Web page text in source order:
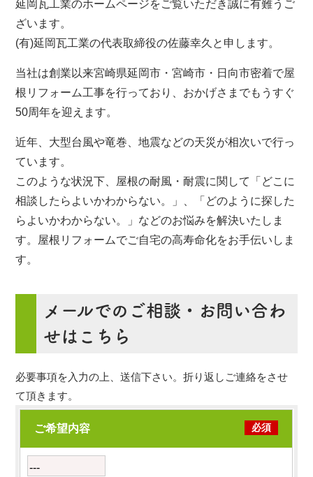
延岡瓦工業のホームページをご覧いただき誠に有難うご
ざいます。
(有)延岡瓦工業の代表取締役の佐藤幸久と申します。
当社は創業以来宮崎県延岡市・宮崎市・日向市密着で屋
根リフォーム工事を行っており、おかげさまでもうすぐ
50周年を迎えます。
近年、大型台風や竜巻、地震などの天災が相次いで行っ
ています。
このような状況下、屋根の耐風・耐震に関して「どこに
相談したらよいかわからない。」、「どのように探した
らよいかわからない。」などのお悩みを解決いたしま
す。屋根リフォームでご自宅の高寿命化をお手伝いしま
す。
メールでのご相談・お問い合わ
せはこちら
必要事項を入力の上、送信下さい。折り返しご連絡をさせ
て頂きます。
ご希望内容 必須